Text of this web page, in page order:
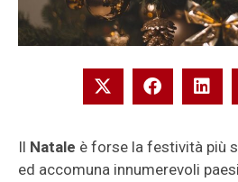
Il Natale è forse la festività più
ed accomuna innumerevoli